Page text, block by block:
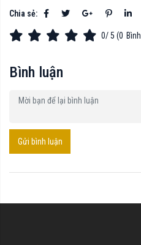
Chia sẻ:
0/ 5 (0
Bình luận
Gửi bình luận